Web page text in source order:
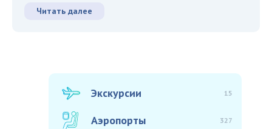
Читать далее
Экскурсии 15
Аэропорты 327